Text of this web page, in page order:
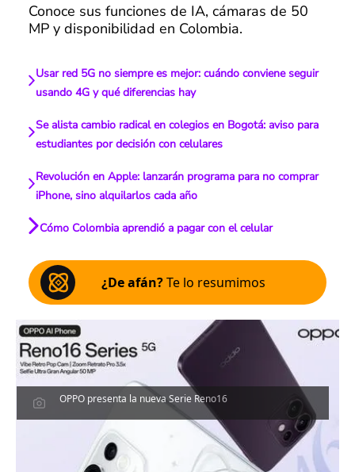
Conoce sus funciones de IA, cámaras de 50
MP y disponibilidad en Colombia.
Usar red 5G no siempre es mejor: cuándo conviene seguir
usando 4G y qué diferencias hay
Se alista cambio radical en colegios en Bogotá: aviso para
estudiantes por decisión con celulares
Revolución en Apple: lanzarán programa para no comprar
iPhone, sino alquilarlos cada año
Cómo Colombia aprendió a pagar con el celular
¿De afán?Te lo resumimos
OPPO presenta la nueva Serie Reno16